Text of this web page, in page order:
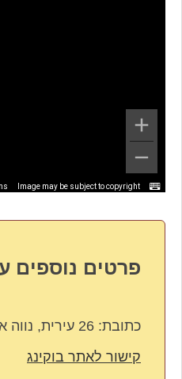
Image may be subject to copyright
פרטים נוספים
כתובת: 26 עירית, נווה אטי"ב
קישור לאתר בוקינג